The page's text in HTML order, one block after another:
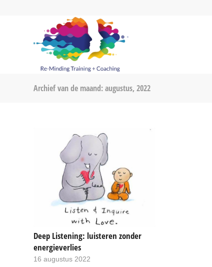
Archief van de maand: augustus, 2022
Deep Listening: luisteren zonder
energieverlies
16 augustus 2022